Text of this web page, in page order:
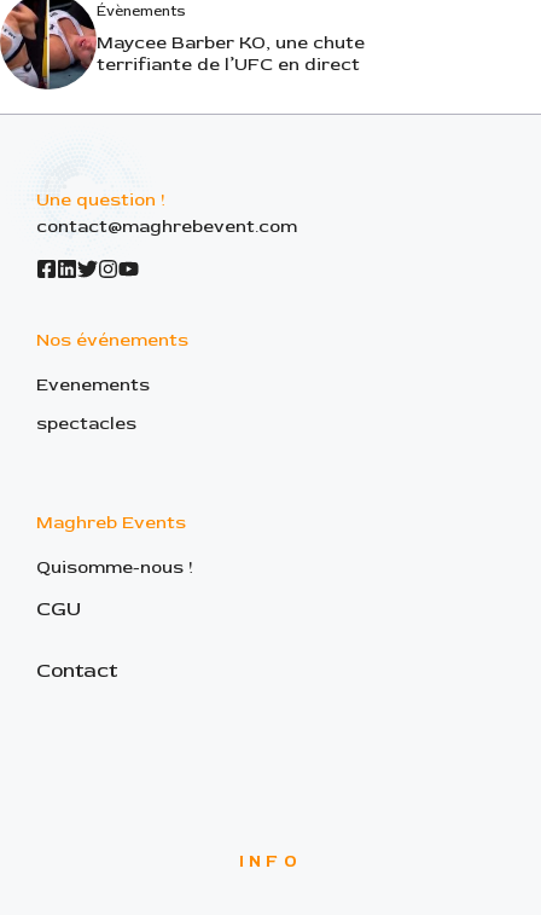
Évènements
Maycee Barber KO, une chute
terrifiante de l’UFC en direct
Une question !
contact@maghrebevent.com
Nos événements
Evenements
spectacles
Maghreb Events
Quisomme-nous !
CGU
Contact
INFO